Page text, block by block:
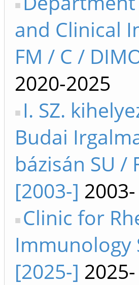
and Clinical
FM / C /
2020-2025
I. SZ.
Budai
bázisán SU /
[2003-] 2003-
Clinic for
Immunology
[2025-] 2025-